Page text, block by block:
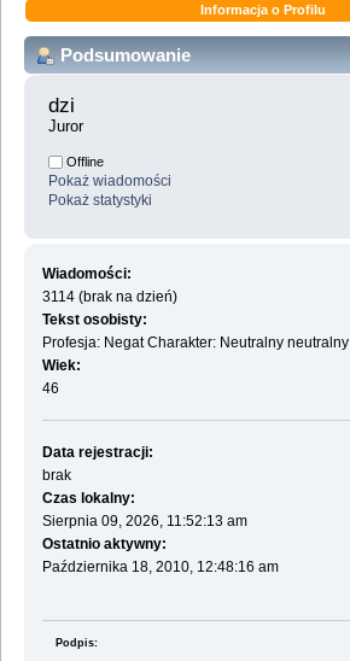
Informacja o Profilu
Podsumowanie
dzi
Juror
Offline
Pokaż wiadomości
Pokaż statystyki
Wiadomości:
3114 (brak na dzień)
Tekst osobisty:
Profesja: Negat Charakter: Neutralny neutralny
Wiek:
46
Data rejestracji:
brak
Czas lokalny:
Sierpnia 09, 2026, 11:52:13 am
Ostatnio aktywny:
Października 18, 2010, 12:48:16 am
Podpis: